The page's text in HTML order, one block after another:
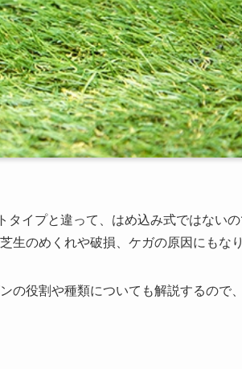
イプと違って、はめ込み式ではない
のめくれや破損、ケガの原因にもな
の役割や種類についても解説するので